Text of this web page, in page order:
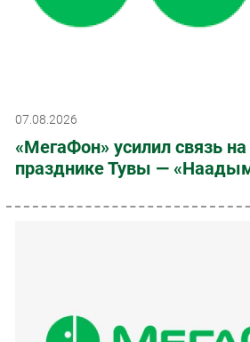
07.08.2026
«МегаФон» усилил связь
празднике Тувы —